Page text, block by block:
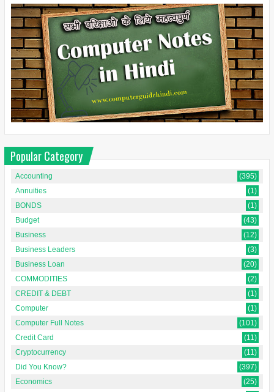
Popular Category
Accounting
(395)
Annuities
(1)
BONDS
(1)
Budget
(43)
Business
(12)
Business Leaders
(3)
Business Loan
(20)
COMMODITIES
(2)
CREDIT & DEBT
(1)
Computer
(1)
Computer Full Notes
(101)
Credit Card
(11)
Cryptocurrency
(11)
Did You Know?
(397)
Economics
(25)